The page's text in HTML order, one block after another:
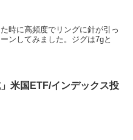
時に高頻度でリングに針が引っ
ンしてみました。ジグは7gと
」米国ETF/インデックス投